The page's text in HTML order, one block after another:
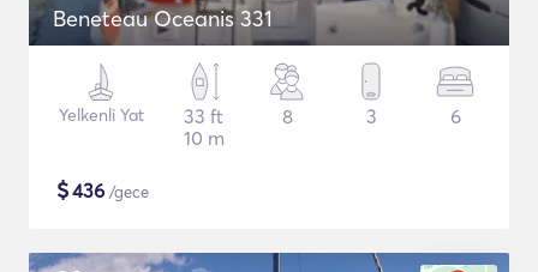
Beneteau Oceanis 331
Yelkenli Yat
33 ft
10 m
8 3 6
$436 /gece